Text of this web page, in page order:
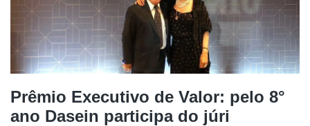
Prêmio Executivo de Valor: pelo 8°
ano Dasein participa do júri